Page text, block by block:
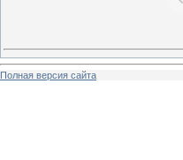
Полная версия сайта